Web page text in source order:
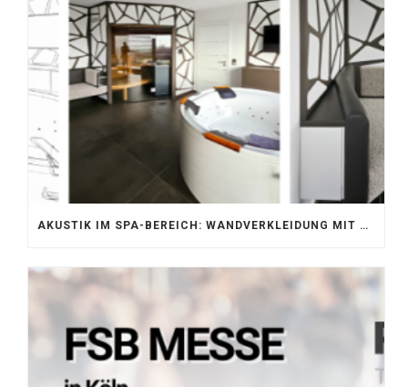
AKUSTIK IM SPA-BEREICH: WANDVERKLEIDUNG MIT SILENTPROTECT CORE